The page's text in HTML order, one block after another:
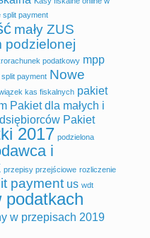
split payment
mały ZUS
podzielonej
podatkowy mpp
payment Nowe
kas fiskalnych pakiet
Pakiet dla małych i
Pakiet
2017 podzielona
i
przepisy przejściowe rozliczenie
payment us wdt
podatkach
w przepisach 2019